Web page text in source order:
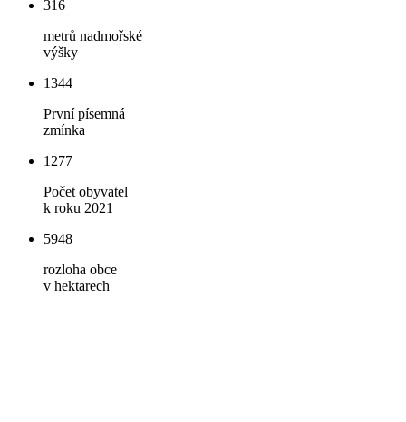
316
metrů nadmořské
výšky
1344
První písemná
zmínka
1277
Počet obyvatel
k roku 2021
5948
rozloha obce
v hektarech